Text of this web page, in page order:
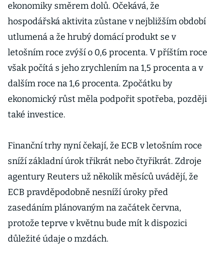
ekonomiky směrem dolů. Očekává, že
hospodářská aktivita zůstane v nejbližším období
utlumená a že hrubý domácí produkt se v
letošním roce zvýší o 0,6 procenta. V příštím roce
však počítá s jeho zrychlením na 1,5 procenta a v
dalším roce na 1,6 procenta. Zpočátku by
ekonomický růst měla podpořit spotřeba, později
také investice.
Finanční trhy nyní čekají, že ECB v letošním roce
sníží základní úrok třikrát nebo čtyřikrát. Zdroje
agentury Reuters už několik měsíců uvádějí, že
ECB pravděpodobně nesníží úroky před
zasedáním plánovaným na začátek června,
protože teprve v květnu bude mít k dispozici
důležité údaje o mzdách.